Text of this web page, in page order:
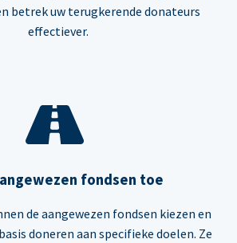
betrek uw terugkerende donateurs
effectiever.
fondsen toe
de aangewezen fondsen kiezen en
doneren aan specifieke doelen. Ze